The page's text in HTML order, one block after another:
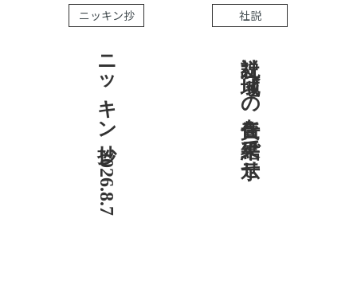
ニッキン抄
ニッキン抄 2026.8.7
社説
社説 地域への責任を結果で示せ